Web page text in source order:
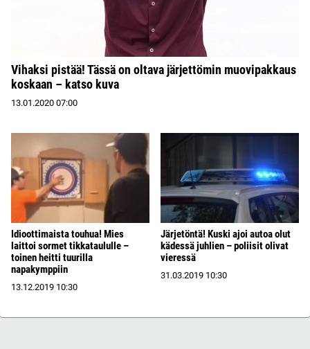
Vihaksi pistää! Tässä on oltava järjettömin muovipakkaus
koskaan – katso kuva
13.01.2020 07:00
Idioottimaista touhua! Mies
laittoi sormet tikkataululle –
toinen heitti tuurilla
napakymppiin
13.12.2019 10:30
Järjetöntä! Kuski ajoi autoa olut
kädessä juhlien – poliisit olivat
vieressä
31.03.2019 10:30